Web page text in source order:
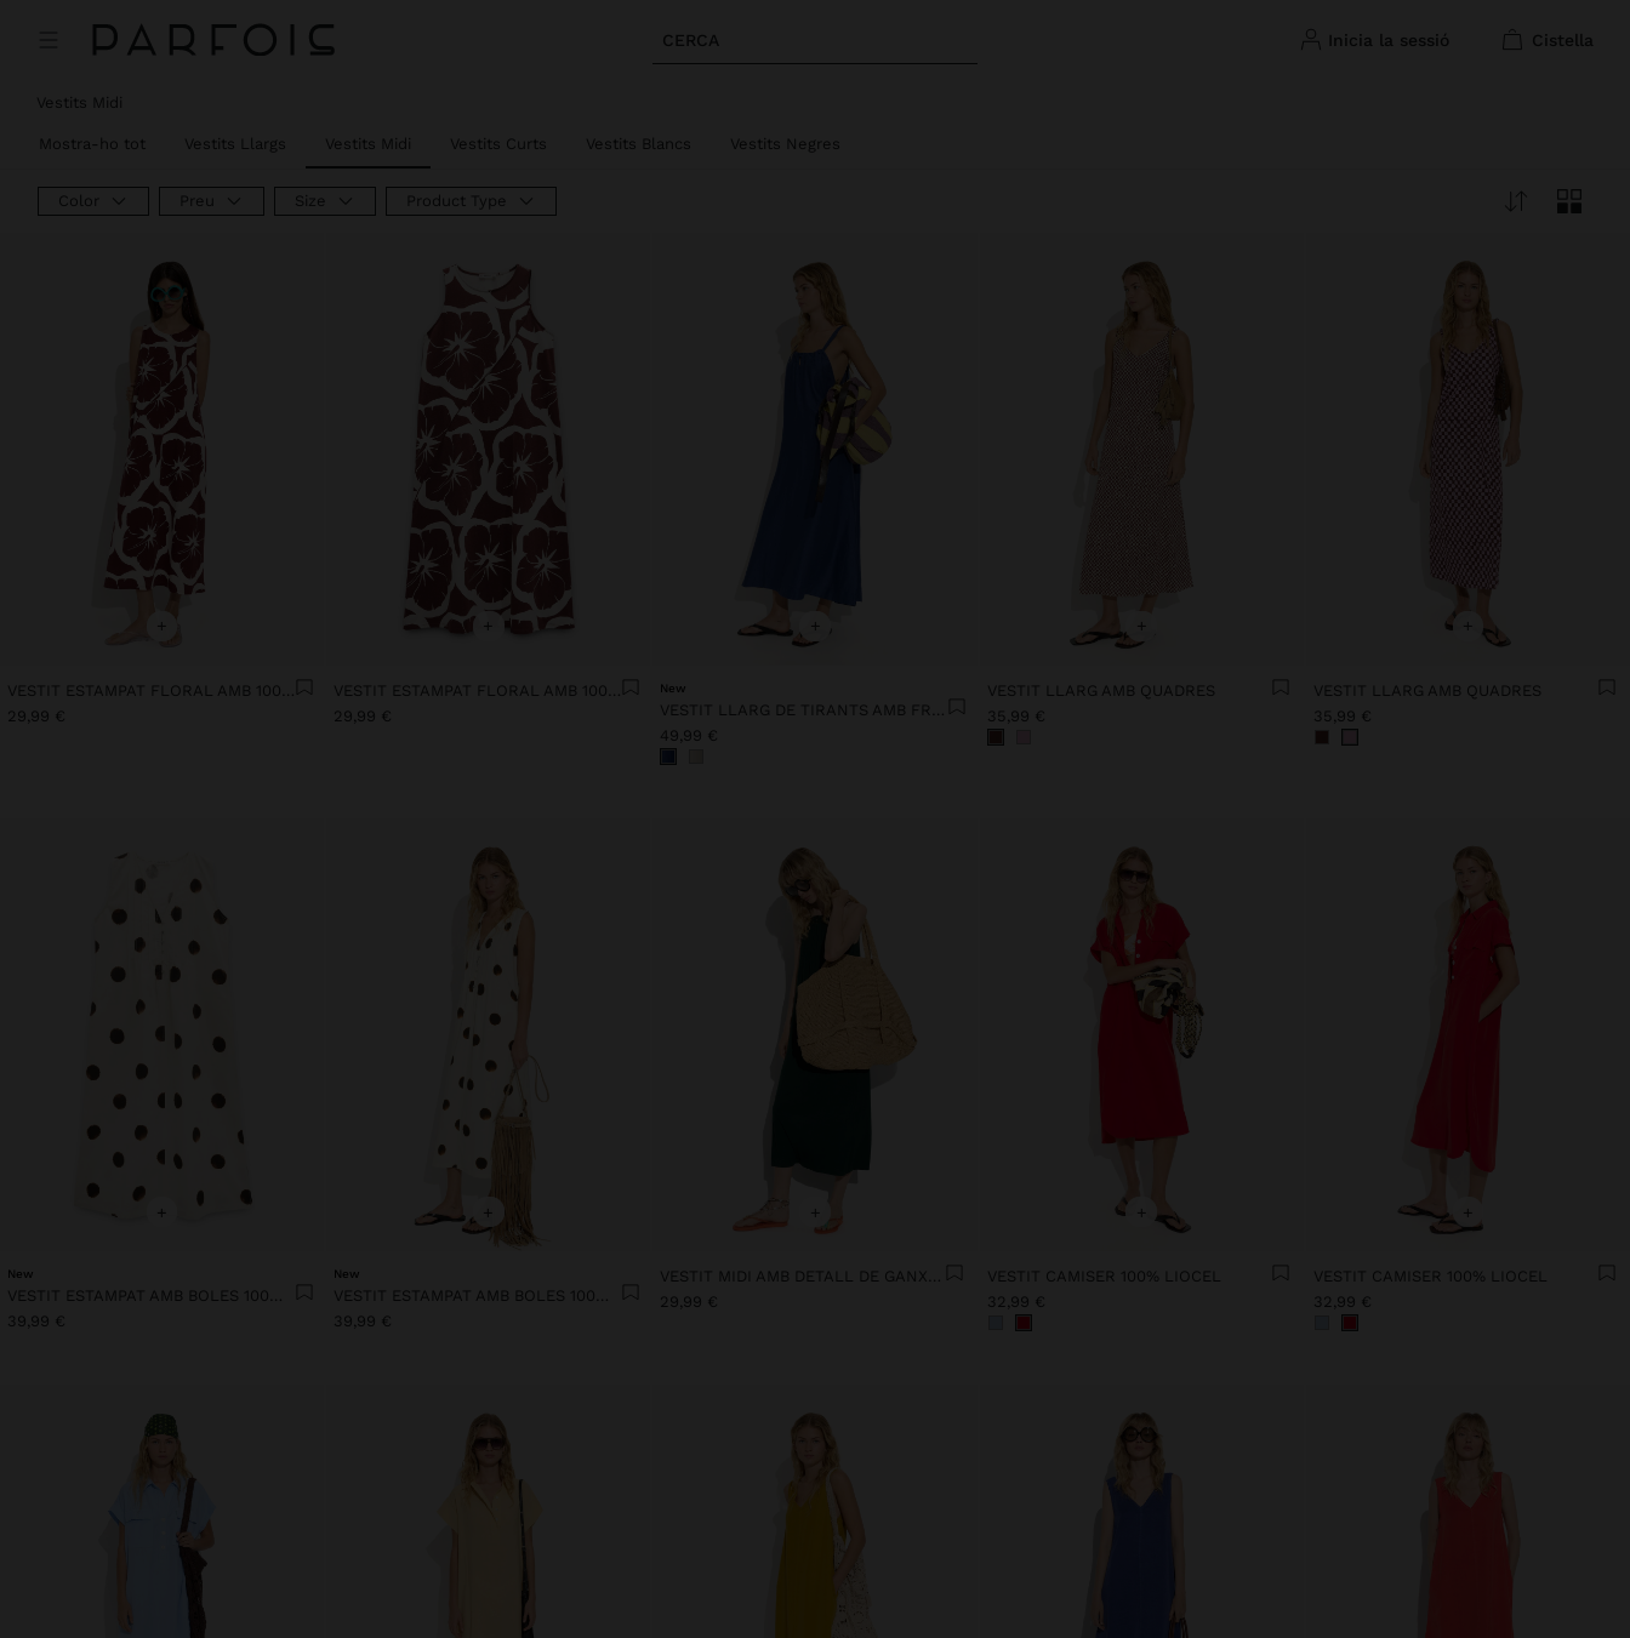
CERCA inicia la sessió cistella
Vestits Midi
Mostra-ho tot Vestits Llargs Vestits Midi Vestits Curts Vestits Blancs Vestits Negres
Color Preu Size Product Type
+
VESTIT ESTAMPAT FLORAL AMB 100% COTÓ
29,99 €
+
VESTIT ESTAMPAT FLORAL AMB 100% COTÓ
29,99 €
+
New
VESTIT LLARG DE TIRANTS AMB FRUNZIT
49,99 €
+
VESTIT LLARG AMB QUADRES
35,99 €
+
VESTIT LLARG AMB QUADRES
35,99 €
+
New
VESTIT ESTAMPAT AMB BOLES 100% COTÓ
39,99 €
+
New
VESTIT ESTAMPAT AMB BOLES 100% COTÓ
39,99 €
+
VESTIT MIDI AMB DETALL DE GANXET
29,99 €
+
VESTIT CAMISER 100% LIOCEL
32,99 €
+
VESTIT CAMISER 100% LIOCEL
32,99 €